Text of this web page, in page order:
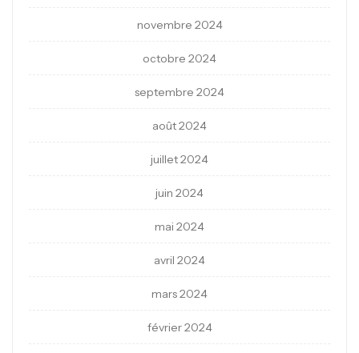
novembre 2024
octobre 2024
septembre 2024
août 2024
juillet 2024
juin 2024
mai 2024
avril 2024
mars 2024
février 2024